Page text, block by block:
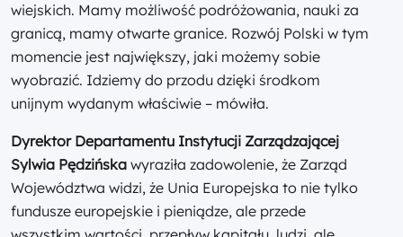
wiejskich. Mamy możliwość podróżowania, nauki za
granicą, mamy otwarte granice. Rozwój Polski w tym
momencie jest największy, jaki możemy sobie
wyobrazić. Idziemy do przodu dzięki środkom
unijnym wydanym właściwie – mówiła.
Dyrektor Departamentu Instytucji Zarządzającej
Sylwia Pędzińska wyraziła zadowolenie, że Zarząd
Województwa widzi, że Unia Europejska to nie tylko
fundusze europejskie i pieniądze, ale przede